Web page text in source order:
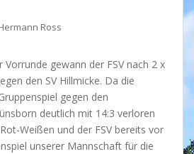
Ross
Vorrunde gewann der FSV nach 2 x
den SV Hillmicke. Da die
gegen den
deutlich mit 14:3 verloren
Weißen und der FSV bereits vor
unserer Mannschaft für die